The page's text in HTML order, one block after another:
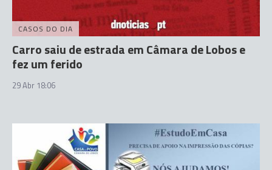
CASOS DO DIA
Carro saiu de estrada em Câmara de Lobos e
fez um ferido
29 Abr 18:06